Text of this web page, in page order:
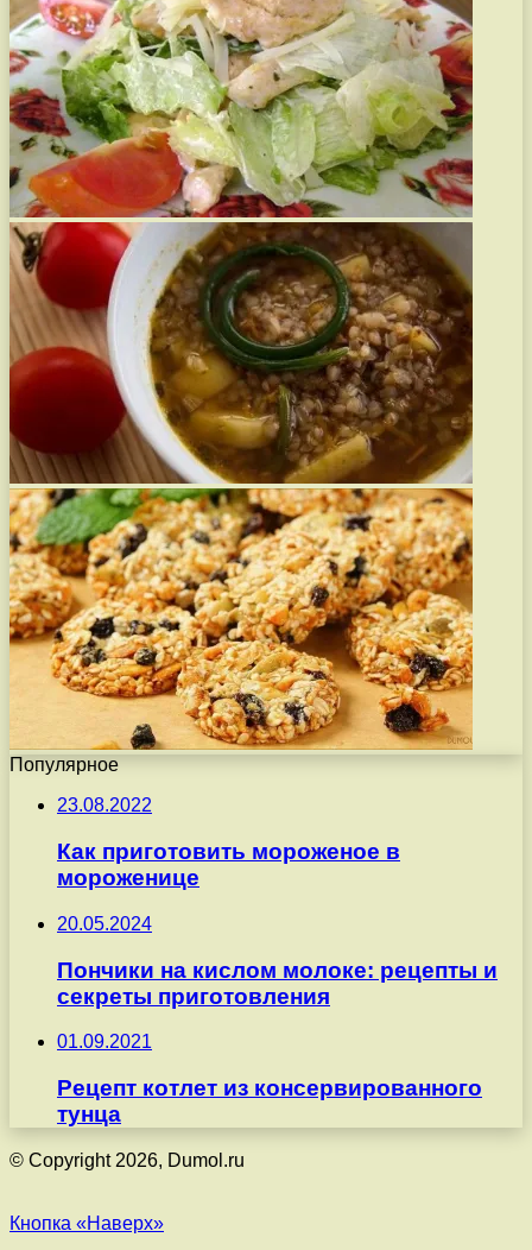
Популярное
23.08.2022
Как приготовить мороженое в
мороженице
20.05.2024
Пончики на кислом молоке: рецепты и
секреты приготовления
01.09.2021
Рецепт котлет из консервированного
тунца
© Copyright 2026, Dumol.ru
Кнопка «Наверх»